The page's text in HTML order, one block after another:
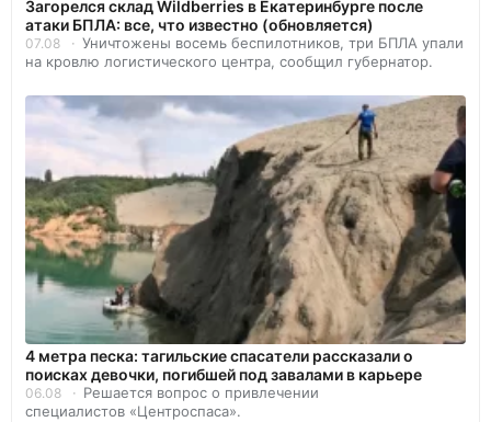
Загорелся склад Wildberries в Екатеринбурге после
атаки БПЛА: все, что известно (обновляется)
07.08
Уничтожены восемь беспилотников, три БПЛА упали
на кровлю логистического центра, сообщил губернатор.
4 метра песка: тагильские спасатели рассказали о
поисках девочки, погибшей под завалами в карьере
06.08
Решается вопрос о привлечении
специалистов «Центроспаса».